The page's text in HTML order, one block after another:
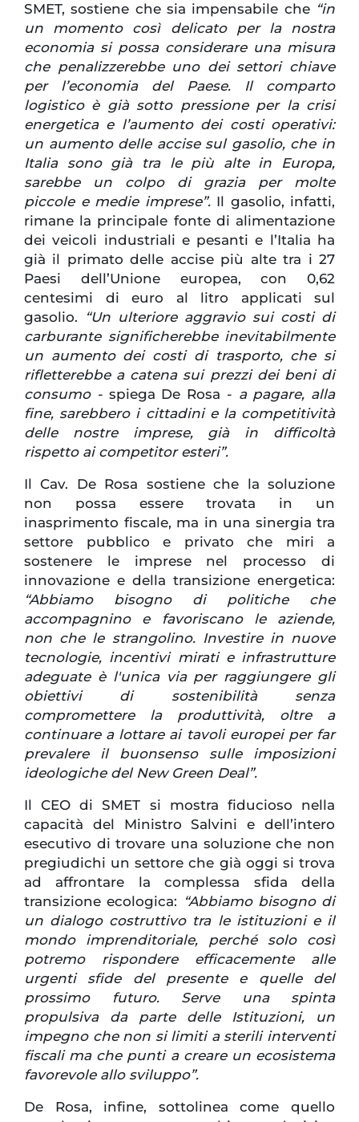
SMET, sostiene che sia impensabile che “in
un momento così delicato per la nostra
economia si possa considerare una misura
che penalizzerebbe uno dei settori chiave
per l’economia del Paese. Il comparto
logistico è già sotto pressione per la crisi
energetica e l’aumento dei costi operativi:
un aumento delle accise sul gasolio, che in
Italia sono già tra le più alte in Europa,
sarebbe un colpo di grazia per molte
piccole e medie imprese”. Il gasolio, infatti,
rimane la principale fonte di alimentazione
dei veicoli industriali e pesanti e l’Italia ha
già il primato delle accise più alte tra i 27
Paesi dell’Unione europea, con 0,62
centesimi di euro al litro applicati sul
gasolio. “Un ulteriore aggravio sui costi di
carburante significherebbe inevitabilmente
un aumento dei costi di trasporto, che si
rifletterebbe a catena sui prezzi dei beni di
consumo - spiega De Rosa - a pagare, alla
fine, sarebbero i cittadini e la competitività
delle nostre imprese, già in difficoltà
rispetto ai competitor esteri”.
Il Cav. De Rosa sostiene che la soluzione
non possa essere trovata in un
inasprimento fiscale, ma in una sinergia tra
settore pubblico e privato che miri a
sostenere le imprese nel processo di
innovazione e della transizione energetica:
“Abbiamo bisogno di politiche che
accompagnino e favoriscano le aziende,
non che le strangolino. Investire in nuove
tecnologie, incentivi mirati e infrastrutture
adeguate è l'unica via per raggiungere gli
obiettivi di sostenibilità senza
compromettere la produttività, oltre a
continuare a lottare ai tavoli europei per far
prevalere il buonsenso sulle imposizioni
ideologiche del New Green Deal”.
Il CEO di SMET si mostra fiducioso nella
capacità del Ministro Salvini e dell’intero
esecutivo di trovare una soluzione che non
pregiudichi un settore che già oggi si trova
ad affrontare la complessa sfida della
transizione ecologica: “Abbiamo bisogno di
un dialogo costruttivo tra le istituzioni e il
mondo imprenditoriale, perché solo così
potremo rispondere efficacemente alle
urgenti sfide del presente e quelle del
prossimo futuro. Serve una spinta
propulsiva da parte delle Istituzioni, un
impegno che non si limiti a sterili interventi
fiscali ma che punti a creare un ecosistema
favorevole allo sviluppo”.
De Rosa, infine, sottolinea come quello